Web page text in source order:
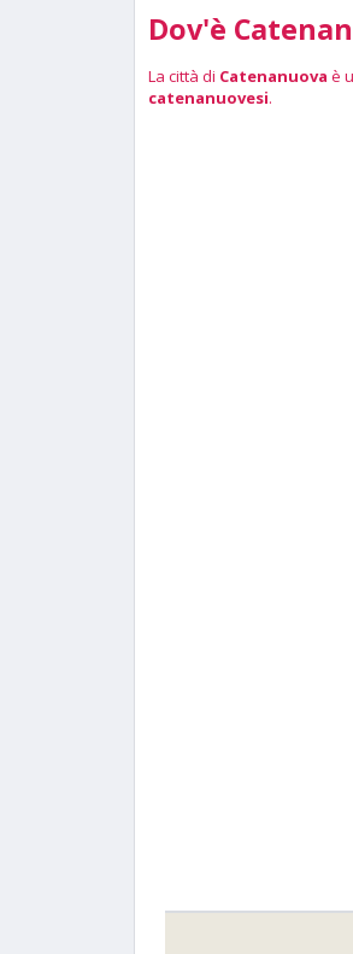
Dov'è
La città di Catenanuova è
catenanuovesi.